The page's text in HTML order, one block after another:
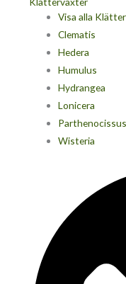
Visa alla
Clematis
Hedera
Humulus
Hydrangea
Lonicera
Parthenocissus
Wisteria